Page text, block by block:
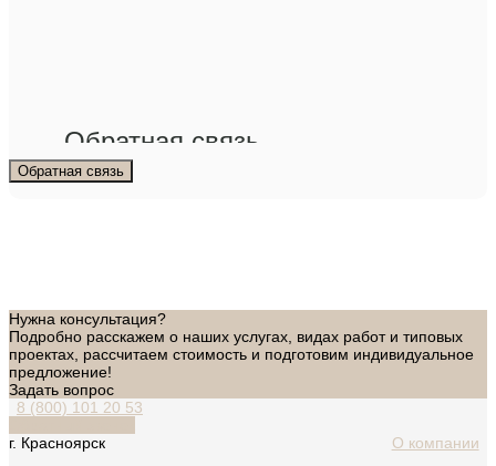
Обратная связь
Обратная связь
Нужна консультация?
Подробно расскажем о наших услугах, видах работ и типовых
проектах, рассчитаем стоимость и подготовим индивидуальное
предложение!
Задать вопрос
8 (800) 101 20 53
г. Красноярск
О компании